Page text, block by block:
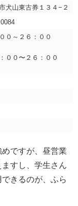
犬山東古券１３４−２
０～２６：００
００〜２６：００
ですが、昼営業
すし、学生さん
きるのが、ふら